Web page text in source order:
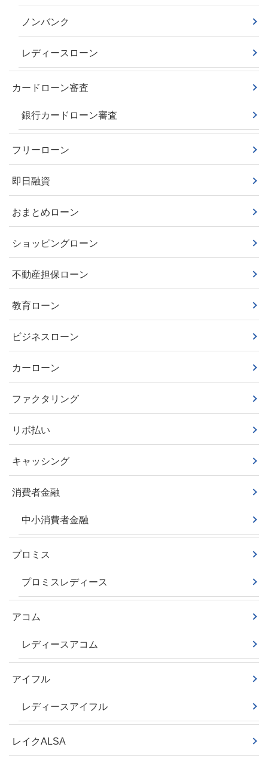
ノンバンク
レディースローン
カードローン審査
銀行カードローン審査
フリーローン
即日融資
おまとめローン
ショッピングローン
不動産担保ローン
教育ローン
ビジネスローン
カーローン
ファクタリング
リボ払い
キャッシング
消費者金融
中小消費者金融
プロミス
プロミスレディース
アコム
レディースアコム
アイフル
レディースアイフル
レイクALSA